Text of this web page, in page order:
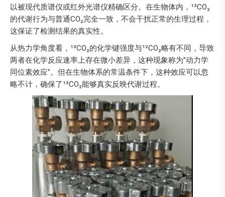
以被现代质谱仪或红外光谱仪精确区分。在生物体内，¹³CO₂
的代谢行为与普通CO₂完全一致，不会干扰正常的生理过程，
这保证了检测结果的真实性。
从热力学角度看，¹³CO₂的化学键强度与¹²CO₂略有不同，导致
两者在化学反应速率上存在微小差异，这种现象称为”动力学
同位素效应”。但在生物体系的常温条件下，这种效应可以忽
略不计，确保了¹³CO₂能够真实反映代谢过程。